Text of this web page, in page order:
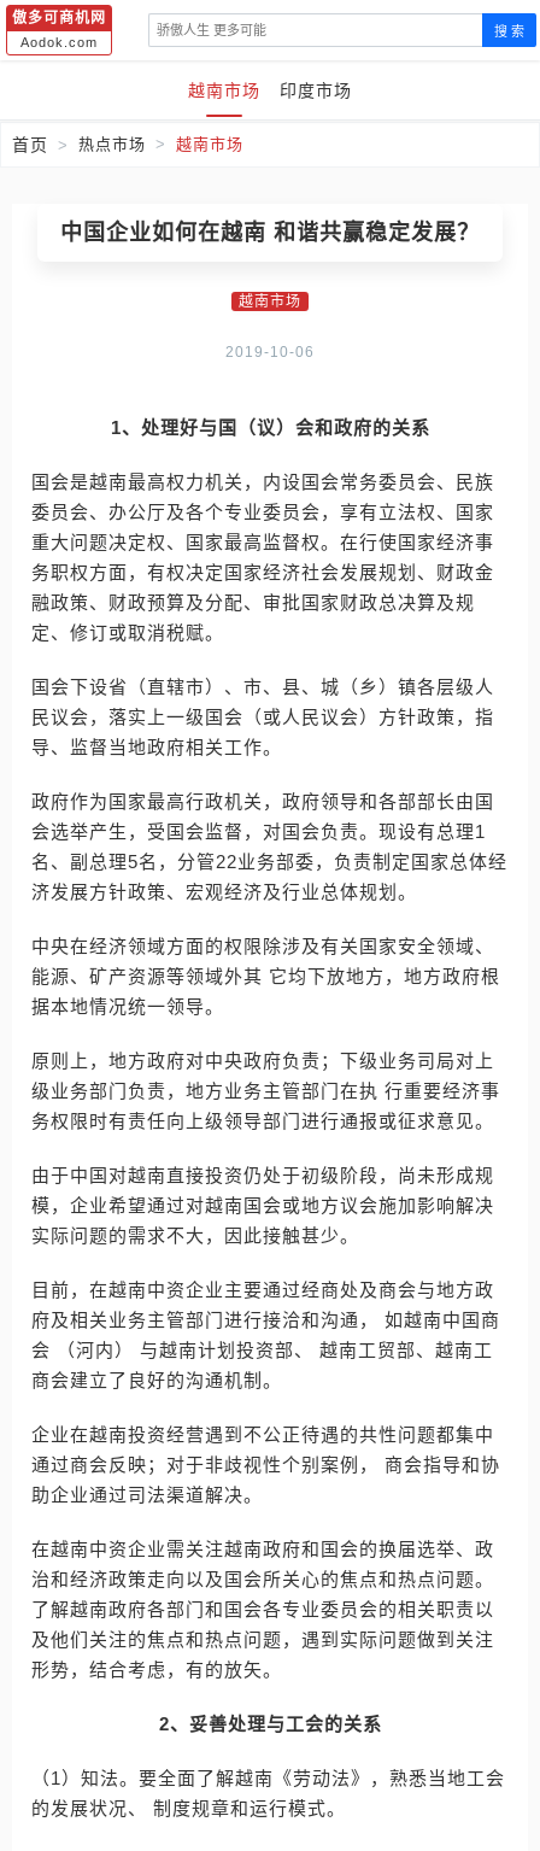
傲多可商机网
Aodok.com
搜 索
越南市场 印度市场
首页 热点市场 越南市场
中国企业如何在越南 和谐共赢稳定发展？
越南市场
2019-10-06
1、处理好与国（议）会和政府的关系
国会是越南最高权力机关，内设国会常务委员会、民族
委员会、办公厅及各个专业委员会，享有立法权、国家
重大问题决定权、国家最高监督权。在行使国家经济事
务职权方面，有权决定国家经济社会发展规划、财政金
融政策、财政预算及分配、审批国家财政总决算及规
定、修订或取消税赋。
国会下设省（直辖市）、市、县、城（乡）镇各层级人
民议会，落实上一级国会（或人民议会）方针政策，指
导、监督当地政府相关工作。
政府作为国家最高行政机关，政府领导和各部部长由国
会选举产生，受国会监督，对国会负责。现设有总理1
名、副总理5名，分管22业务部委，负责制定国家总体经
济发展方针政策、宏观经济及行业总体规划。
中央在经济领域方面的权限除涉及有关国家安全领域、
能源、矿产资源等领域外其 它均下放地方，地方政府根
据本地情况统一领导。
原则上，地方政府对中央政府负责；下级业务司局对上
级业务部门负责，地方业务主管部门在执 行重要经济事
务权限时有责任向上级领导部门进行通报或征求意见。
由于中国对越南直接投资仍处于初级阶段，尚未形成规
模，企业希望通过对越南国会或地方议会施加影响解决
实际问题的需求不大，因此接触甚少。
目前，在越南中资企业主要通过经商处及商会与地方政
府及相关业务主管部门进行接洽和沟通， 如越南中国商
会 （河内） 与越南计划投资部、 越南工贸部、越南工
商会建立了良好的沟通机制。
企业在越南投资经营遇到不公正待遇的共性问题都集中
通过商会反映；对于非歧视性个别案例， 商会指导和协
助企业通过司法渠道解决。
在越南中资企业需关注越南政府和国会的换届选举、政
治和经济政策走向以及国会所关心的焦点和热点问题。
了解越南政府各部门和国会各专业委员会的相关职责以
及他们关注的焦点和热点问题，遇到实际问题做到关注
形势，结合考虑，有的放矢。
2、妥善处理与工会的关系
（1）知法。要全面了解越南《劳动法》，熟悉当地工会
的发展状况、 制度规章和运行模式。